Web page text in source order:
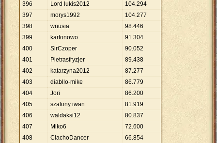
396
Lord lukis2012 104.294
397
morys1992 104.277
398
wnusia 98.446
399
kartonowo 91.304
400
SirCzoper 90.052
401
Pietrasfryzjer 89.438
402
katarzyna2012 87.277
403
diabllo-mike 86.779
404
Jori 86.200
405
szalony iwan 81.919
406
waldaksi12 80.837
407
Miko6 72.600
408
CiachoDancer 66.854